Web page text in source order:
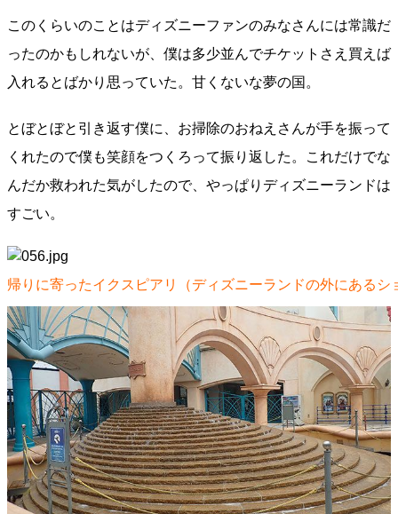
このくらいのことはディズニーファンのみなさんには常識だ
ったのかもしれないが、僕は多少並んでチケットさえ買えば
入れるとばかり思っていた。甘くないな夢の国。
とぼとぼと引き返す僕に、お掃除のおねえさんが手を振って
くれたので僕も笑顔をつくろって振り返した。これだけでな
んだか救われた気がしたので、やっぱりディズニーランドは
すごい。
帰りに寄ったイクスピアリ（ディズニーランドの外にあるシ